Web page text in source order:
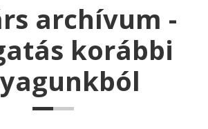
archívum -
korábbi